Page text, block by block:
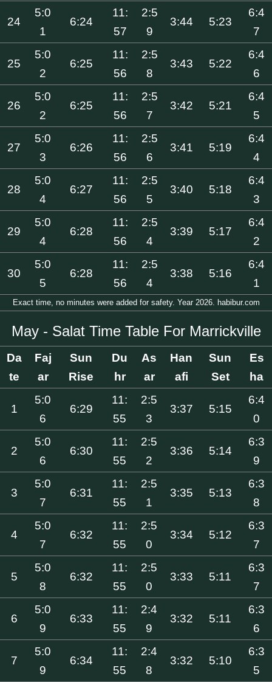
24
5:0
1
6:24
11:
57
2:5
9
3:44 5:23
6:4
7
25
5:0
2
6:25
11:
56
2:5
8
3:43 5:22
6:4
6
26
5:0
2
6:25
11:
56
2:5
7
3:42 5:21
6:4
5
27
5:0
3
6:26
11:
56
2:5
6
3:41 5:19
6:4
4
28
5:0
4
6:27
11:
56
2:5
5
3:40 5:18
6:4
3
29
5:0
4
6:28
11:
56
2:5
4
3:39 5:17
6:4
2
30
5:0
5
6:28
11:
56
2:5
4
3:38 5:16
6:4
1
Exact time, no minutes were added for safety. Year 2026. habibur.com
May - Salat Time Table For Marrickville
Da
te
Faj
ar
Sun
Rise
Du
hr
As
ar
Han
afi
Sun
Set
Es
ha
1
5:0
6
6:29
11:
55
2:5
3
3:37 5:15
6:4
0
2
5:0
6
6:30
11:
55
2:5
2
3:36 5:14
6:3
9
3
5:0
7
6:31
11:
55
2:5
1
3:35 5:13
6:3
8
4
5:0
7
6:32
11:
55
2:5
0
3:34 5:12
6:3
7
5
5:0
8
6:32
11:
55
2:5
0
3:33 5:11
6:3
7
6
5:0
9
6:33
11:
55
2:4
9
3:32 5:11
6:3
6
7
5:0
9
6:34
11:
55
2:4
8
3:32 5:10
6:3
5